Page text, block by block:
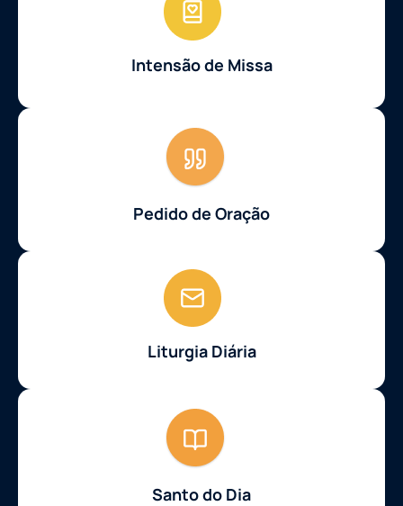
Intensão de Missa
Pedido de Oração
Liturgia Diária
Santo do Dia